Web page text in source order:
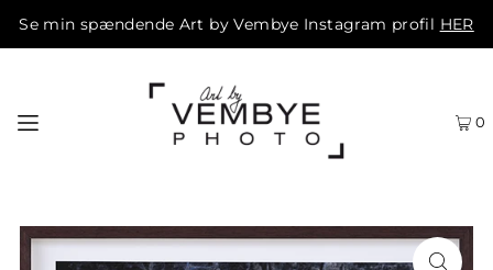
Se min spændende Art by Vembye Instagram profil HER
0